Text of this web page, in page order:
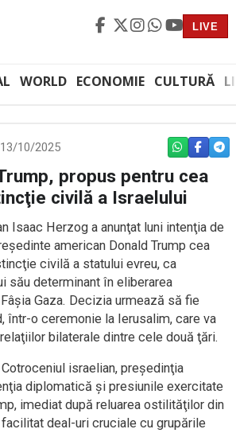
LIVE
WORLD ECONOMIE CULTURĂ
10/2025 WHATSAPP
propus pentru cea
civilă a Israelului
Isaac Herzog a anunţat luni intenţia de
american Donald Trump cea
civilă a statului evreu, ca
său determinant în eliberarea
Gaza. Decizia urmează să fie
într-o ceremonie la Ierusalim, care va
bilaterale dintre cele două ţări.
israelian, preşedinţia
diplomatică şi presiunile exercitate
imediat după reluarea ostilităţilor din
facilitat deal-uri cruciale cu grupările